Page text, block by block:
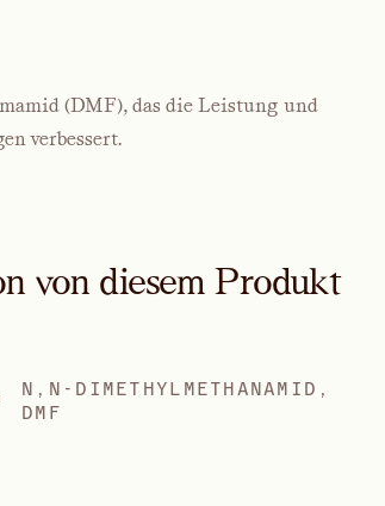
(DMF), das die Leistung und
verbessert.
von diesem Produkt
N,N-DIMETHYLMETHANAMID,
DMF